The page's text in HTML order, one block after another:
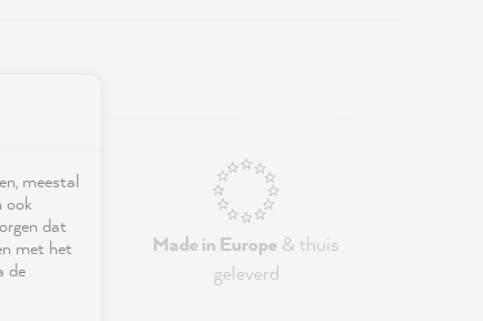
Made in Europe & thuis
geleverd
meestal
ook
dat
met het
de